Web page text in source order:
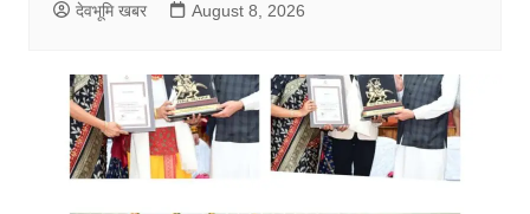
देवभूमि खबर August 8, 2026